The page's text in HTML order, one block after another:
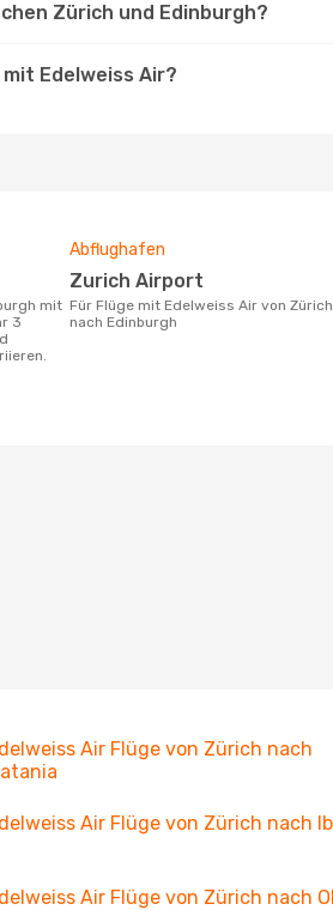
Zürich und Edinburgh?
Edelweiss Air?
3
Abflughafen
Zurich Airport
Für Flüge mit Edelweiss Air von Zürich
nach Edinburgh
Air Flüge von Zürich nach
Air Flüge von Zürich nach
Air Flüge von Zürich nach